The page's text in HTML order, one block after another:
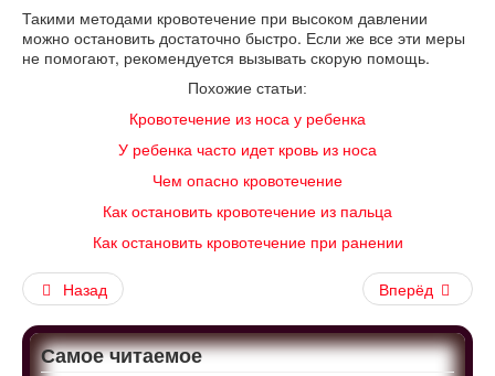
Такими методами кровотечение при высоком давлении
можно остановить достаточно быстро. Если же все эти меры
не помогают, рекомендуется вызывать скорую помощь.
Похожие статьи:
Кровотечение из носа у ребенка
У ребенка часто идет кровь из носа
Чем опасно кровотечение
Как остановить кровотечение из пальца
Как остановить кровотечение при ранении
Назад Вперёд
Самое читаемое